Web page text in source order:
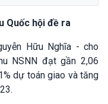
Quốc hội đề ra
Hữu Nghĩa - cho
NSNN đạt gần 2,06
dự toán giao và tăng